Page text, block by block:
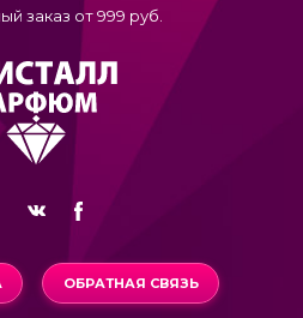
заказ от 999 руб.
ОБРАТНАЯ СВЯЗЬ